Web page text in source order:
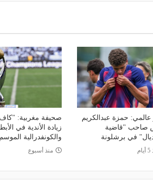
عالمي: حمزة عبدالكريم
صاحب "قاضية
في برشلونة
صحيفة مغربية:
زيادة الأندية في
والكونفدرالية
منذ أسبوع
قرعة تمهيدي أبطال
لـ "الزمالك" وعقبة مرتقبة
للدوري
ليس مكانًا